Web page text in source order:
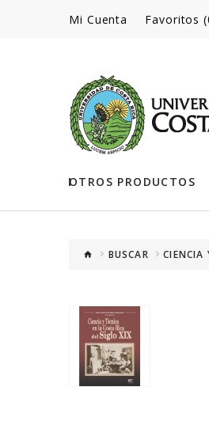
Mi Cuenta Favoritos
OTROS PRODUCTOS
BUSCAR CIENCIA